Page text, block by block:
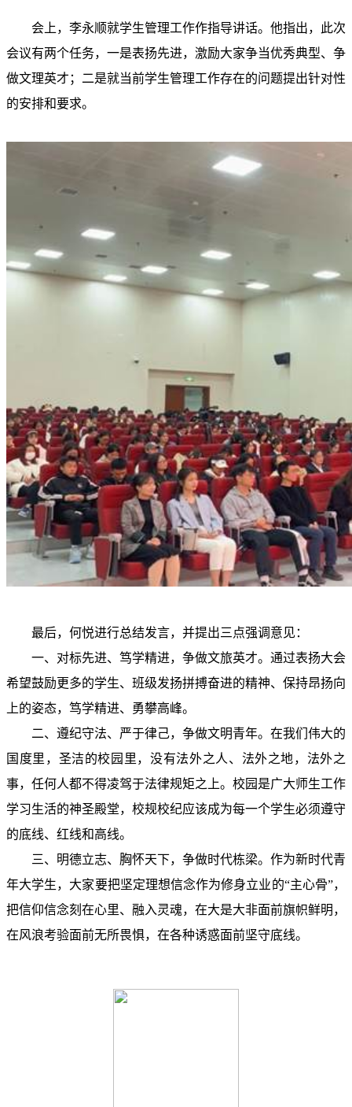
会上，李永顺就学生管理工作作指导讲话。他指出，此次
会议有两个任务，一是表扬先进，激励大家争当优秀典型、争
做文理英才；二是就当前学生管理工作存在的问题提出针对性
的安排和要求。
最后，何悦进行总结发言，并提出三点强调意见：
一、对标先进、笃学精进，争做文旅英才。通过表扬大会
希望鼓励更多的学生、班级发扬拼搏奋进的精神、保持昂扬向
上的姿态，笃学精进、勇攀高峰。
二、遵纪守法、严于律己，争做文明青年。在我们伟大的
国度里，圣洁的校园里，没有法外之人、法外之地，法外之
事，任何人都不得凌驾于法律规矩之上。校园是广大师生工作
学习生活的神圣殿堂，校规校纪应该成为每一个学生必须遵守
的底线、红线和高线。
三、明德立志、胸怀天下，争做时代栋梁。作为新时代青
年大学生，大家要把坚定理想信念作为修身立业的“主心骨”，
把信仰信念刻在心里、融入灵魂，在大是大非面前旗帜鲜明，
在风浪考验面前无所畏惧，在各种诱惑面前坚守底线。